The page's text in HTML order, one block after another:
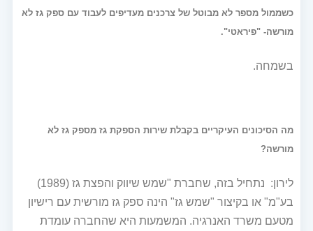
כשממול מספר לא מבוטל של צרכנים מעדיפים לעבוד עם ספק גז לא
מורשה- "פיראטי".
בשמחה.
מה הסיכונים העיקריים בקבלת שירות הספקת גז מספק גז לא
מורשה?
לירון: נתחיל בזה, שחברת "שמש שיווק והפצת גז (1989)
בע"מ" או בקיצור "שמש גז" הינה ספק גז מורשית עם רישיון
מטעם משרד האנרגיה. המשמעות היא שהחברה עומדת